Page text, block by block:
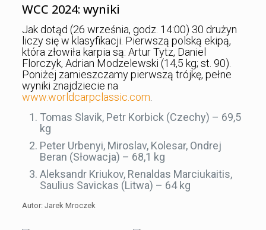
WCC 2024: wyniki
Jak dotąd (26 września, godz. 14:00) 30 drużyn
liczy się w klasyfikacji. Pierwszą polską ekipą,
która złowiła karpia są: Artur Tytz, Daniel
Florczyk, Adrian Modzelewski (14,5 kg; st. 90).
Poniżej zamieszczamy pierwszą trójkę, pełne
wyniki znajdziecie na
www.worldcarpclassic.com
Tomas Slavik, Petr Korbick (Czechy) – 69,5
kg
Peter Urbenyi, Miroslav, Kolesar, Ondrej
Beran (Słowacja) – 68,1 kg
Aleksandr Kriukov, Renaldas Marciukaitis,
Saulius Savickas (Litwa) – 64 kg
Autor: Jarek Mroczek